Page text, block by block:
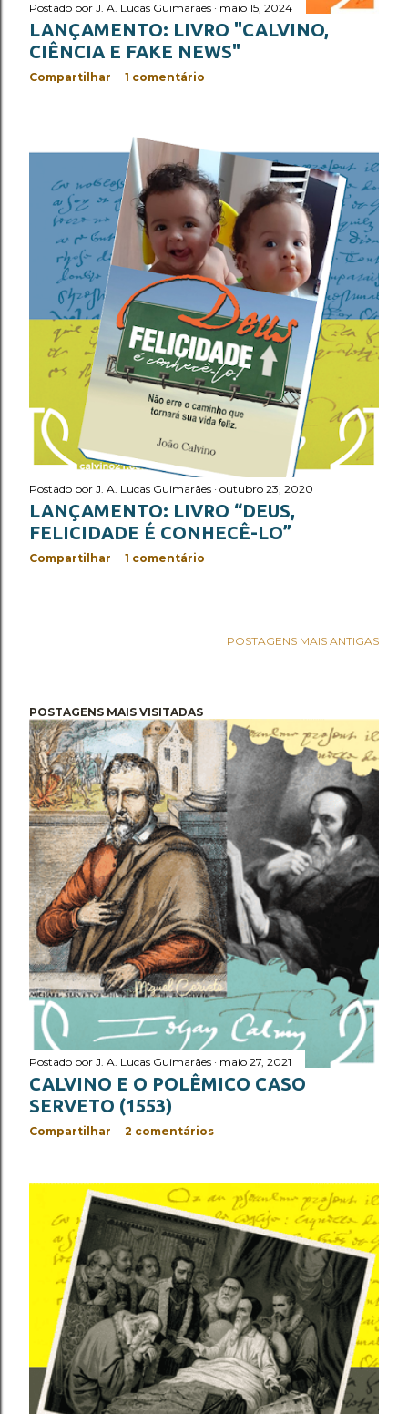
Postado por J. A. Lucas Guimarães maio 15, 2024
LANÇAMENTO: LIVRO "CALVINO,
CIÊNCIA E FAKE NEWS"
Compartilhar 1 comentário
Postado por J. A. Lucas Guimarães outubro 23, 2020
LANÇAMENTO: LIVRO “DEUS,
FELICIDADE É CONHECÊ-LO”
Compartilhar 1 comentário
POSTAGENS MAIS ANTIGAS
POSTAGENS MAIS VISITADAS
Postado por J. A. Lucas Guimarães maio 27, 2021
CALVINO E O POLÊMICO CASO
SERVETO (1553)
Compartilhar 2 comentários